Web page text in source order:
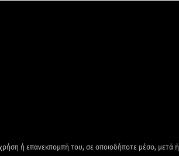
ή επανεκπομπή του, σε οποιοδήποτε μέσο, μετά ή